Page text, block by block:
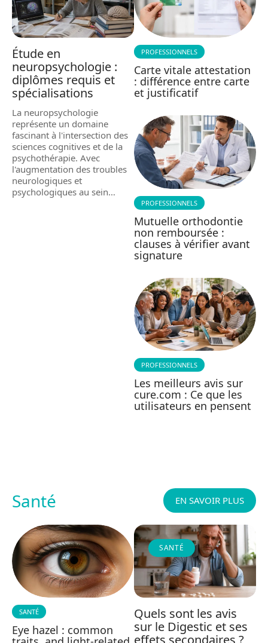
Étude en
neuropsychologie :
diplômes requis et
spécialisations
La neuropsychologie
représente un domaine
fascinant à l'intersection des
sciences cognitives et de la
psychothérapie. Avec
l'augmentation des troubles
neurologiques et
psychologiques au sein…
PROFESSIONNELS
Carte vitale attestation
: différence entre carte
et justificatif
PROFESSIONNELS
Mutuelle orthodontie
non remboursée :
clauses à vérifier avant
signature
PROFESSIONNELS
Les meilleurs avis sur
cure.com : Ce que les
utilisateurs en pensent
Santé EN SAVOIR PLUS
SANTÉ
Eye hazel : common
SANTÉ
Quels sont les avis
sur le Digestic et ses